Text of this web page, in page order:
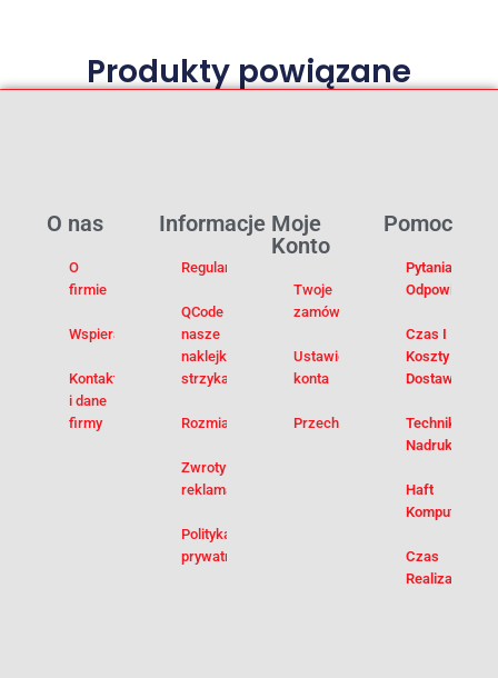
Produkty powiązane
Pomoc
Pytania I
Odpowiedzi
Czas I
Koszty
Dostawy
Techniki
Nadruku
Haft
Komputerowy
Czas
Realizacji
Moje
Konto
Twoje
zamówienia
Ustawienia
konta
Przechowalnia
Informacje
Regulamin
QCode –
nasze
naklejki na
strzykawki
Rozmiarówka
Zwroty i
reklamacje
Polityka
prywatności
O nas
O
firmie
Wspieramy
Kontakt
i dane
firmy